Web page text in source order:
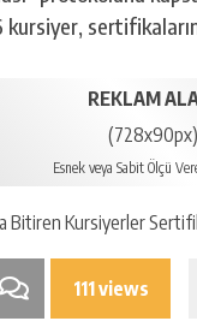
REKLAM
(728x90px)
Esnek veya Sabit Ölçü
111 views